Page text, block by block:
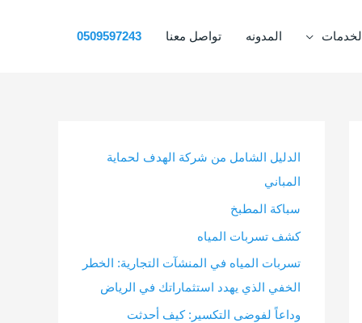
المدونه تواصل معنا 0509597243
الدليل الشامل من شركة الهدف لحماية
المباني
سباكة المطبخ
كشف تسربات المياه
تسربات المياه في المنشآت التجارية: الخطر
الخفي الذي يهدد استثماراتك في الرياض
وداعاً لفوضى التكسير: كيف أحدثت